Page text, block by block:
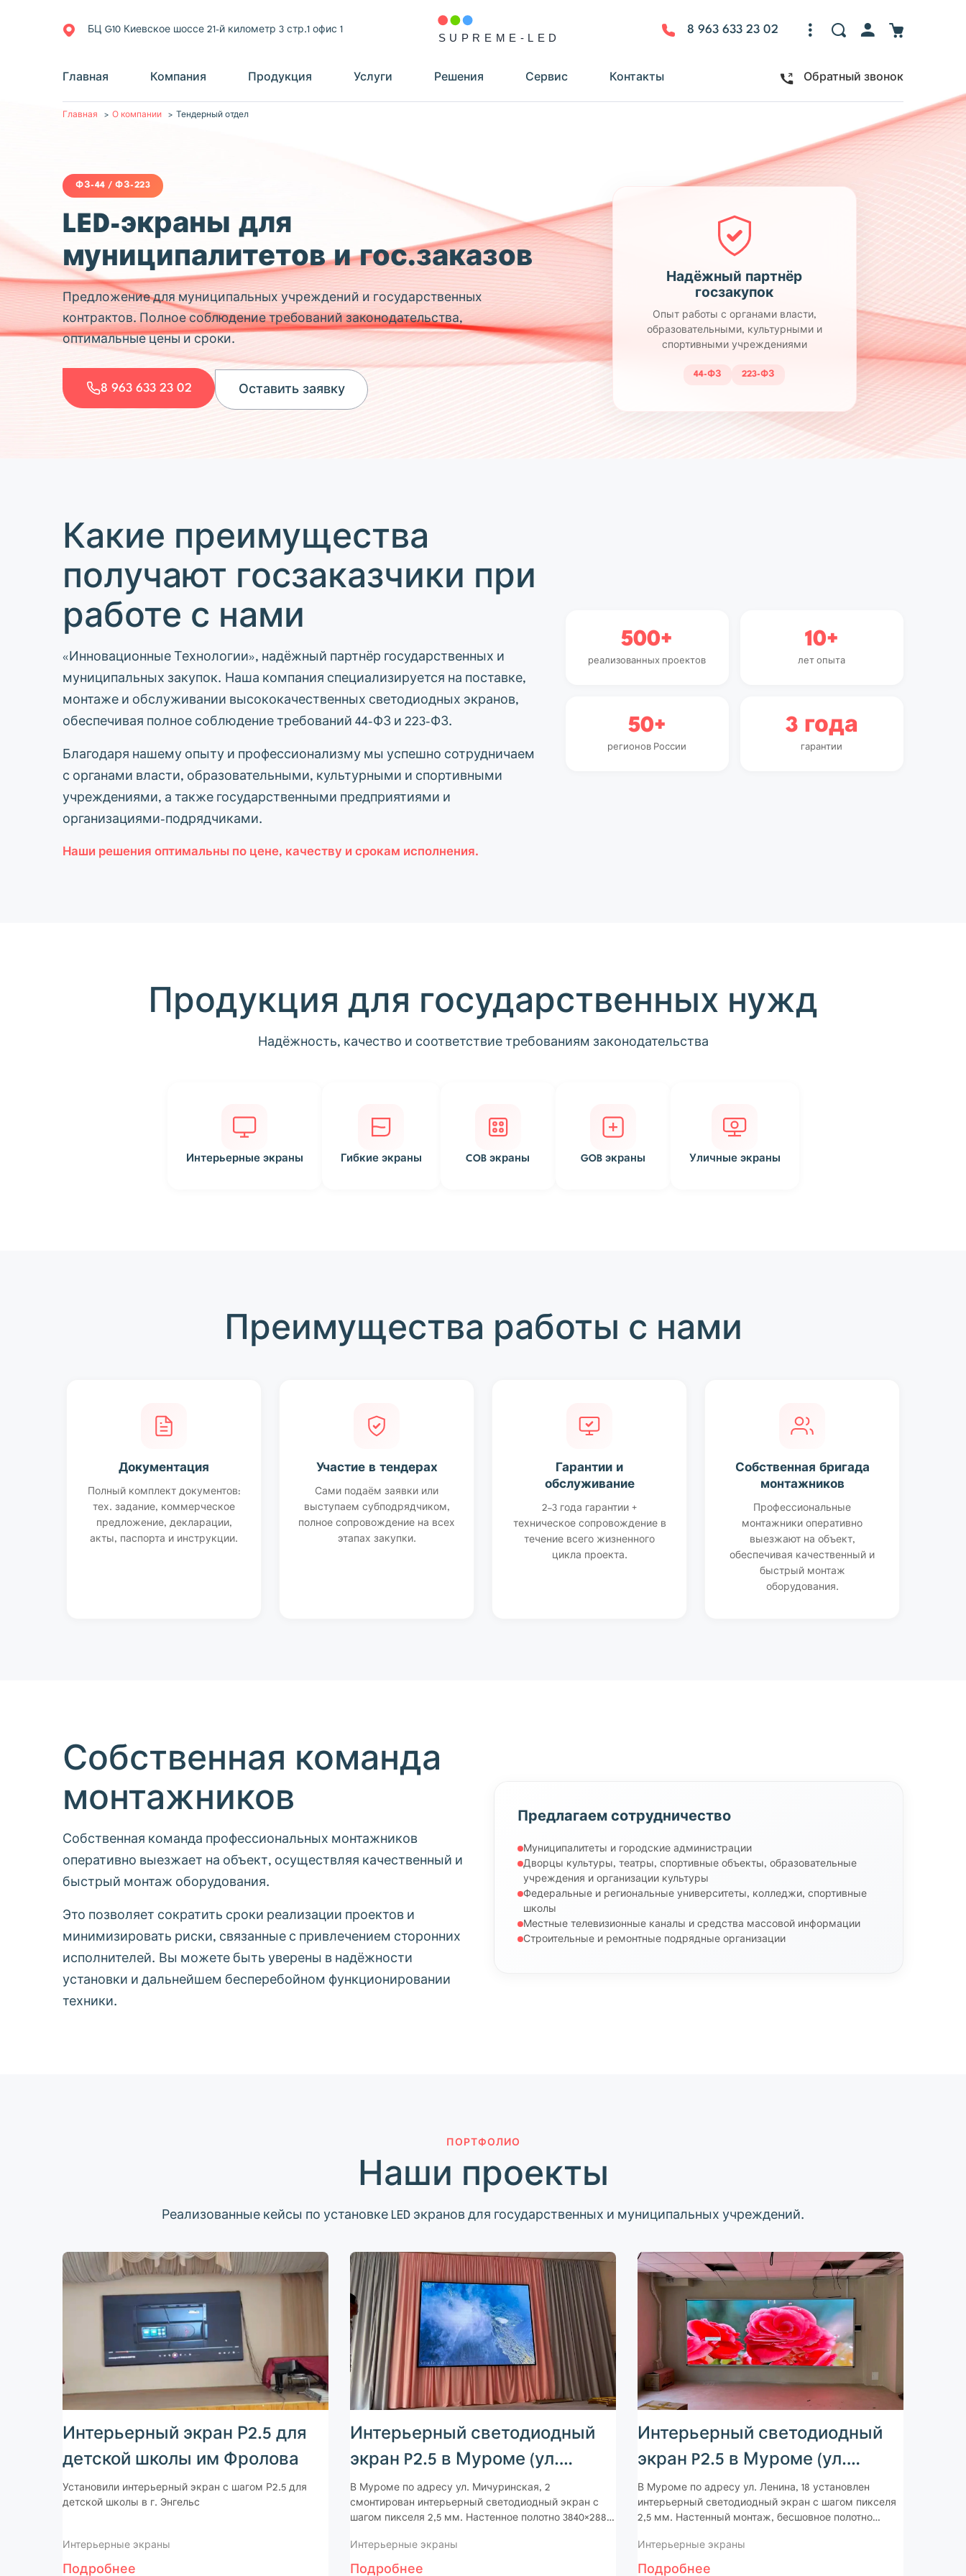
БЦ G10 Киевское шоссе 21-й километр 3 стр.1 офис 1 8 963 633 23 02
Главная Компания Продукция Услуги Решения Сервис Контакты Обратный звонок
Главная О компании Тендерный отдел
ФЗ-44 / ФЗ-223
LED-экраны для
муниципалитетов и гос.заказов
Предложение для муниципальных учреждений и государственных
контрактов. Полное соблюдение требований законодательства,
оптимальные цены и сроки.
8 963 633 23 02 Оставить заявку
Надёжный партнёр
госзакупок
Опыт работы с органами власти,
образовательными, культурными и
спортивными учреждениями
44-ФЗ 223-ФЗ
Какие преимущества
получают госзаказчики при
работе с нами
«Инновационные Технологии», надёжный партнёр государственных и
муниципальных закупок. Наша компания специализируется на поставке,
монтаже и обслуживании высококачественных светодиодных экранов,
обеспечивая полное соблюдение требований 44-ФЗ и 223-ФЗ.
Благодаря нашему опыту и профессионализму мы успешно сотрудничаем
с органами власти, образовательными, культурными и спортивными
учреждениями, а также государственными предприятиями и
организациями-подрядчиками.
Наши решения оптимальны по цене, качеству и срокам исполнения.
500+
реализованных проектов
10+
лет опыта
50+
регионов России
3 года
гарантии
Продукция для государственных нужд
Надёжность, качество и соответствие требованиям законодательства
Интерьерные экраны Гибкие экраны COB экраны GOB экраны Уличные экраны
Преимущества работы с нами
Документация
Полный комплект документов:
тех. задание, коммерческое
предложение, декларации,
акты, паспорта и инструкции.
Участие в тендерах
Сами подаём заявки или
выступаем субподрядчиком,
полное сопровождение на всех
этапах закупки.
Гарантии и
обслуживание
2–3 года гарантии +
техническое сопровождение в
течение всего жизненного
цикла проекта.
Собственная бригада
монтажников
Профессиональные
монтажники оперативно
выезжают на объект,
обеспечивая качественный и
быстрый монтаж
оборудования.
Собственная команда
монтажников
Собственная команда профессиональных монтажников
оперативно выезжает на объект, осуществляя качественный и
быстрый монтаж оборудования.
Это позволяет сократить сроки реализации проектов и
минимизировать риски, связанные с привлечением сторонних
исполнителей. Вы можете быть уверены в надёжности
установки и дальнейшем бесперебойном функционировании
техники.
Предлагаем сотрудничество
Муниципалитеты и городские администрации
Дворцы культуры, театры, спортивные объекты, образовательные
учреждения и организации культуры
Федеральные и региональные университеты, колледжи, спортивные
школы
Местные телевизионные каналы и средства массовой информации
Строительные и ремонтные подрядные организации
ПОРТФОЛИО
Наши проекты
Реализованные кейсы по установке LED экранов для государственных и муниципальных учреждений.
Интерьерный экран Р2.5 для
детской школы им Фролова
Установили интерьерный экран с шагом Р2.5 для
детской школы в г. Энгельс
Интерьерные экраны
Подробнее
Интерьерный светодиодный
экран P2.5 в Муроме (ул.
Мичуринская)
В Муроме по адресу ул. Мичуринская, 2
смонтирован интерьерный светодиодный экран с
шагом пикселя 2,5 мм. Настенное полотно 3840×2880
Novastar VC4.
Интерьерные экраны
Подробнее
Интерьерный светодиодный
экран P2.5 в Муроме (ул.
Ленина)
В Муроме по адресу ул. Ленина, 18 установлен
интерьерный светодиодный экран с шагом пикселя
2,5 мм. Настенный монтаж, бесшовное полотно
VC4.
Интерьерные экраны
Подробнее